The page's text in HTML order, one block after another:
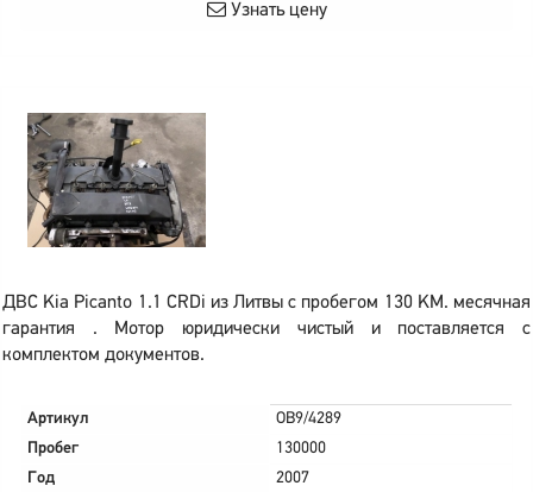
Узнать цену
ДВС Kia Picanto 1.1 CRDi из Литвы с пробегом 130 KM. месячная
гарантия . Мотор юридически чистый и поставляется с
комплектом документов.
Артикул
OB9/4289
Пробег
130000
Год
2007